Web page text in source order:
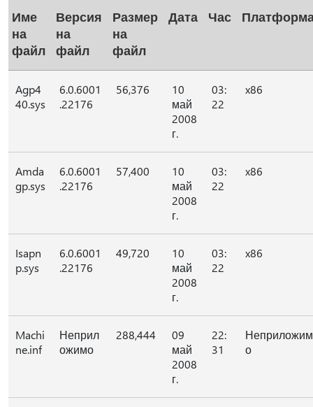
Име
на
файл
Версия
на
файл
Размер
на
файл
Дата Час
Agp4
40.sys
6.0.6001
.22176
56,376
10
май
2008
г.
03:
22
x86
Amda
gp.sys
6.0.6001
.22176
57,400
10
май
2008
г.
03:
22
x86
Isapn
p.sys
6.0.6001
.22176
49,720
10
май
2008
г.
03:
22
x86
Machi
ne.inf
Неприл
ожимо
288,444
09
май
2008
г.
22:
31
Неприложим
о